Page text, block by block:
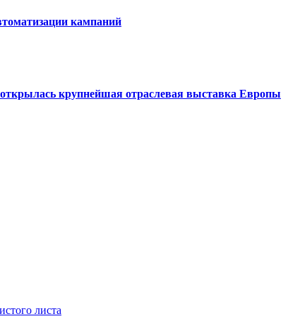
кампаний
крупнейшая отраслевая выставка Европы
листа